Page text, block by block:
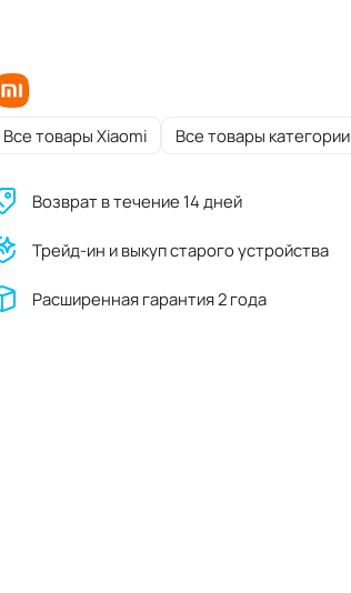
Все товары Xiaomi Все товары категории
Возврат в течение 14 дней
Трейд-ин и выкуп старого устройства
Расширенная гарантия 2 года